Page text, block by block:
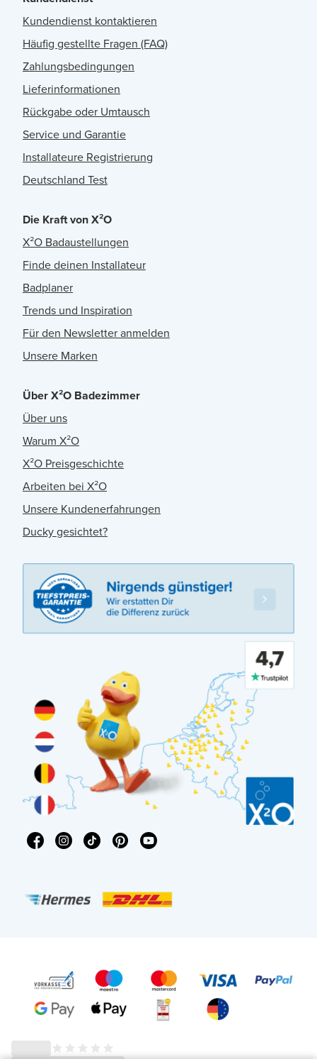
Kundendienst kontaktieren
Häufig gestellte Fragen (FAQ)
Zahlungsbedingungen
Lieferinformationen
Rückgabe oder Umtausch
Service und Garantie
Installateure Registrierung
Deutschland Test
Die Kraft von X²O
X²O Badaustellungen
Finde deinen Installateur
Badplaner
Trends und Inspiration
Für den Newsletter anmelden
Unsere Marken
Über X²O Badezimmer
Über uns
Warum X²O
X²O Preisgeschichte
Arbeiten bei X²O
Unsere Kundenerfahrungen
Ducky gesichtet?